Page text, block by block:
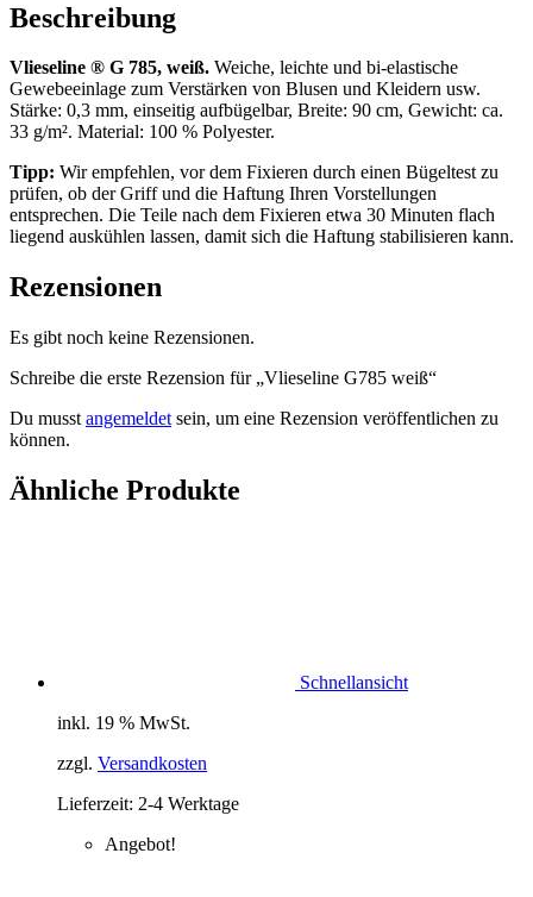
Beschreibung
Vlieseline ® G 785, weiß. Weiche, leichte und bi-elastische
Gewebeeinlage zum Verstärken von Blusen und Kleidern usw.
Stärke: 0,3 mm, einseitig aufbügelbar, Breite: 90 cm, Gewicht: ca.
33 g/m². Material: 100 % Polyester.
Tipp: Wir empfehlen, vor dem Fixieren durch einen Bügeltest zu
prüfen, ob der Griff und die Haftung Ihren Vorstellungen
entsprechen. Die Teile nach dem Fixieren etwa 30 Minuten flach
liegend auskühlen lassen, damit sich die Haftung stabilisieren kann.
Rezensionen
Es gibt noch keine Rezensionen.
Schreibe die erste Rezension für „Vlieseline G785 weiß“
Du musst angemeldet sein, um eine Rezension veröffentlichen zu
können.
Ähnliche Produkte
Schnellansicht
inkl. 19 % MwSt.
zzgl. Versandkosten
Lieferzeit: 2-4 Werktage
Angebot!